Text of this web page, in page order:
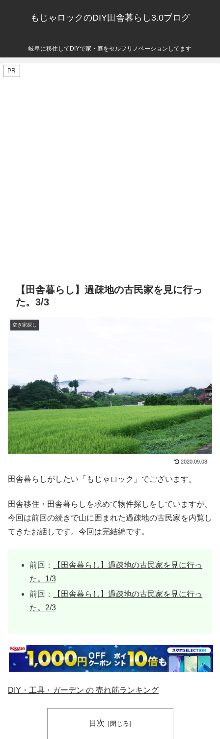
もじゃロックのDIY田舎暮らし3.0ブログ
岐阜に移住してDIYで家・庭をセルフリノベーションしてます
PR
【田舎暮らし】過疎地の古民家を見に行っ
た。3/3
空き家探し
2020.09.08
田舎暮らしがしたい「もじゃロック」でございます。
田舎移住・田舎暮らしを求めて物件探しをしていますが、
今回は前回の続きで山に囲まれた過疎地の古民家を内覧し
てきたお話しです。今回は完結編です。
前回：
【田舎暮らし】過疎地の古民家を見に行っ
た。1/3
前回：
【田舎暮らし】過疎地の古民家を見に行っ
た。2/3
DIY・工具・ガーデン の 売れ筋ランキング
目次